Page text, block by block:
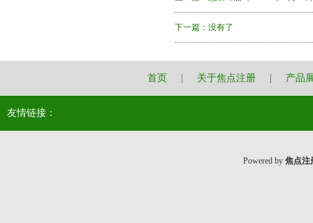
下一篇：没有了
首页 关于焦点注册 产品
友情链接：
Powered by 焦点注